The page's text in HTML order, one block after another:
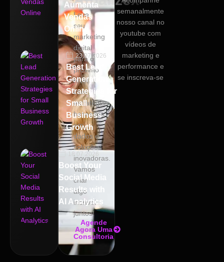
Aumenta
Vendas
Online
23.07.2026
Best Lead
Generation
Strategies for
Small
Business
Growth
18.07.2026
Boost Your
Social Media
Results with
AI Analytics
Leve
seu
marketing
digital
para o
próximo
nível
com
estratégias
baseadas
em
dados e
soluções
inovadoras.
Vamos
criar
algo
incrível
juntos!
Agende
Agora Uma
Consultoria
semanalmente
nosso canal no
youtube com
vídeos de
marketing e
performance e
se inscreva-se